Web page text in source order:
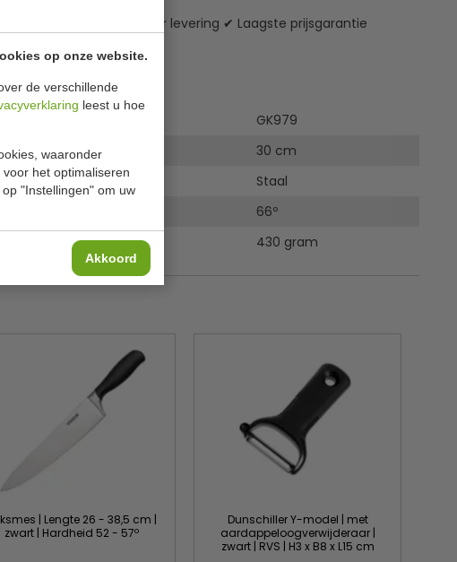
op onze website.
de verschillende
leest u hoe
waaronder
het optimaliseren
"Instellingen" om uw
Akkoord
verzending* ✔ 24 uur levering ✔ Laagste prijsgarantie
GK979
30 cm
Staal
66º
430 gram
| Lengte 26 - 38,5 cm |
zwart | Hardheid 52 - 57º
Dunschiller Y-model | met
aardappeloogverwijderaar |
zwart | RVS | H3 x B8 x L15 cm